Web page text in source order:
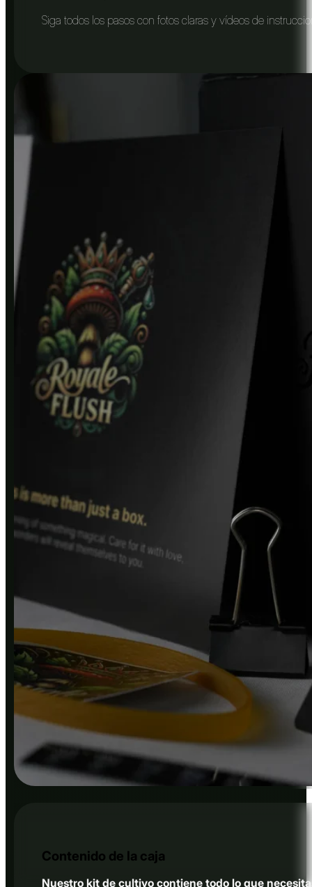
Siga todos los pasos con fotos claras y vídeos de
Contenido de la caja
Nuestro kit de cultivo contiene todo lo que